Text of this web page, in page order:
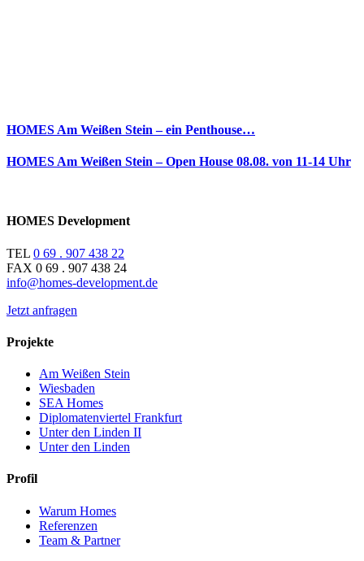
HOMES Am Weißen Stein – ein Penthouse…
HOMES Am Weißen Stein – Open House 08.08. von 11-14 Uhr
HOMES Development
TEL 0 69 . 907 438 22
FAX 0 69 . 907 438 24
info@homes-development.de
Jetzt anfragen
Projekte
Am Weißen Stein
Wiesbaden
SEA Homes
Diplomatenviertel Frankfurt
Unter den Linden II
Unter den Linden
Profil
Warum Homes
Referenzen
Team & Partner